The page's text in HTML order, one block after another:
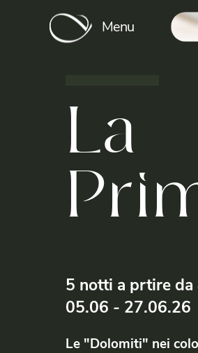
Menu
La
5 notti a prtire da
05.06 - 27.06.26
Le "Dolomiti" nei